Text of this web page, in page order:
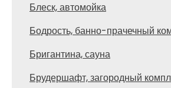
Блеск, автомойка
Бодрость, банно-прачечный
Бригантина, сауна
Брудершафт, загородный